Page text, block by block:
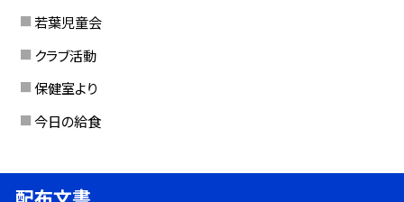
若葉児童会
クラブ活動
保健室より
今日の給食